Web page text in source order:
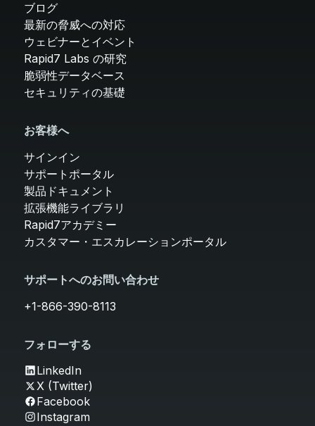
ブログ
最新の脅威への対応
ウェビナーとイベント
Rapid7 Labs の研究
脆弱性データベース
セキュリティの基礎
お客様へ
サインイン
サポートポータル
製品ドキュメント
拡張機能ライブラリ
Rapid7アカデミー
カスタマー・エスカレーションポータル
サポートへのお問い合わせ
+1-866-390-8113
フォローする
LinkedIn
X (Twitter)
Facebook
Instagram